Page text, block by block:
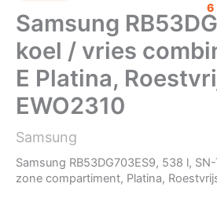
6
Samsung
koel / vries
E Platina,
EWO2310
Samsung
Samsung RB53DG703ES9, 538 l,
zone compartiment, Platina,